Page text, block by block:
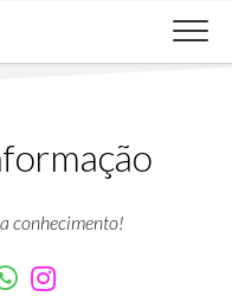
conhecimento!